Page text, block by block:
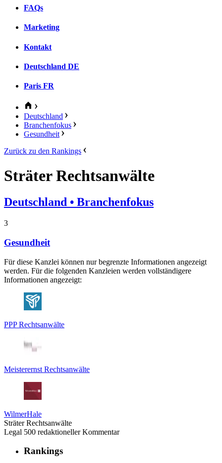
FAQs
Marketing
Kontakt
Deutschland DE
Paris FR
Deutschland
Branchenfokus
Gesundheit
Zurück zu den Rankings
Sträter Rechtsanwälte
Deutschland • Branchenfokus
3
Gesundheit
Für diese Kanzlei können nur begrenzte Informationen angezeigt
werden. Für die folgenden Kanzleien werden vollständigere
Informationen angezeigt:
PPP Rechtsanwälte
Meisterernst Rechtsanwälte
WilmerHale
Sträter Rechtsanwälte
Legal 500 redaktioneller Kommentar
Rankings